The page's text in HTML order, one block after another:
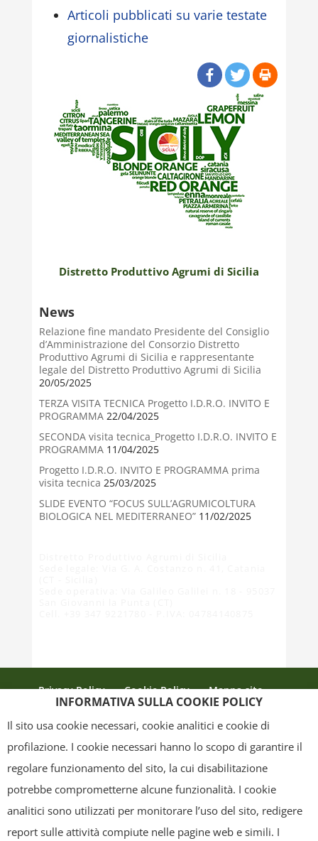
Articoli pubblicati su varie testate
giornalistiche
Distretto Produttivo Agrumi di Sicilia
News
Relazione fine mandato Presidente del Consiglio
d’Amministrazione del Consorzio Distretto
Produttivo Agrumi di Sicilia e rappresentante
legale del Distretto Produttivo Agrumi di Sicilia
20/05/2025
TERZA VISITA TECNICA Progetto I.D.R.O. INVITO E
PROGRAMMA22/04/2025
SECONDA visita tecnica_Progetto I.D.R.O. INVITO E
PROGRAMMA11/04/2025
Progetto I.D.R.O. INVITO E PROGRAMMA prima
visita tecnica 25/03/2025
SLIDE EVENTO “FOCUS SULL’AGRUMICOLTURA
BIOLOGICA NEL MEDITERRANEO”11/02/2025
Privacy Policy Cookie Policy
Mappa sito
grafica ed il layout) sono di proprietà del "Distretto Produttivo Agrumi di
Sicilia" e tutelati dal diritto d’autore. È pertanto vietato copiarli,
INFORMATIVA SULLA COOKIE POLICY
Il sito usa cookie necessari, cookie analitici e cookie di
profilazione. I cookie necessari hanno lo scopo di garantire il
regolare funzionamento del sito, la cui disabilitazione
potrebbe comprometterne alcune funzionalità. I cookie
analitici sono utilizzati per monitorare l’uso del sito, redigere
report sulle attività compiute nelle pagine web e simili. I